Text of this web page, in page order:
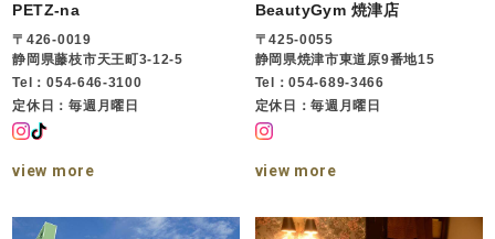
PETZ-na
〒426-0019
静岡県藤枝市天王町3-12-5
Tel：054-646-3100
定休日：毎週月曜日
view more
BeautyGym 焼津店
〒425-0055
静岡県焼津市東道原9番地15
Tel：054-689-3466
定休日：毎週月曜日
view more